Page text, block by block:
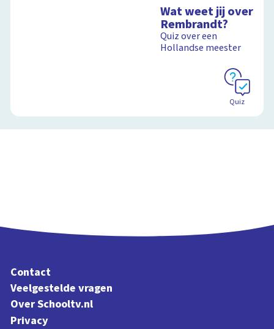
schoolplaat over de
geheimen van dit
grote schilderij van
Rembrandt
Schoolplaat
Wat weet jij over
Rembrandt?
Quiz over een
Hollandse meester
Quiz
Contact
Veelgestelde vragen
Over Schooltv.nl
Privacy